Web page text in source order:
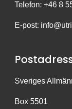
Telefon: +46 8
E-post:
Sveriges
Box 5501